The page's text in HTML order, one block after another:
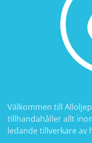
Välkommen till
tillhandahåller allt
ledande tillverkare